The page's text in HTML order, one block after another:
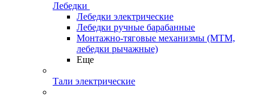
Лебедки
Лебедки электрические
Лебедки ручные барабанные
Монтажно-тяговые механизмы (МТМ,
лебедки рычажные)
Еще
Тали электрические